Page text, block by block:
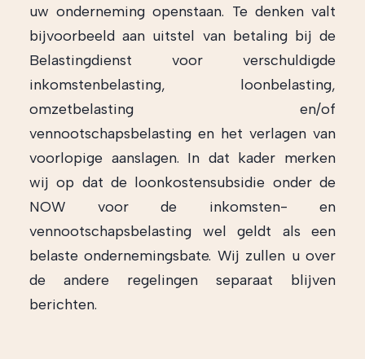
uw onderneming openstaan. Te denken valt
bijvoorbeeld aan uitstel van betaling bij de
Belastingdienst voor verschuldigde
inkomstenbelasting, loonbelasting,
omzetbelasting en/of
vennootschapsbelasting en het verlagen van
voorlopige aanslagen. In dat kader merken
wij op dat de loonkostensubsidie onder de
NOW voor de inkomsten- en
vennootschapsbelasting wel geldt als een
belaste ondernemingsbate. Wij zullen u over
de andere regelingen separaat blijven
berichten.